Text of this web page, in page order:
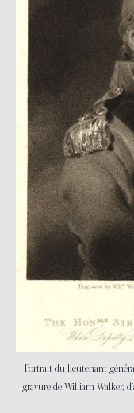
Portrait du lieutenant
gravure de William Walker,